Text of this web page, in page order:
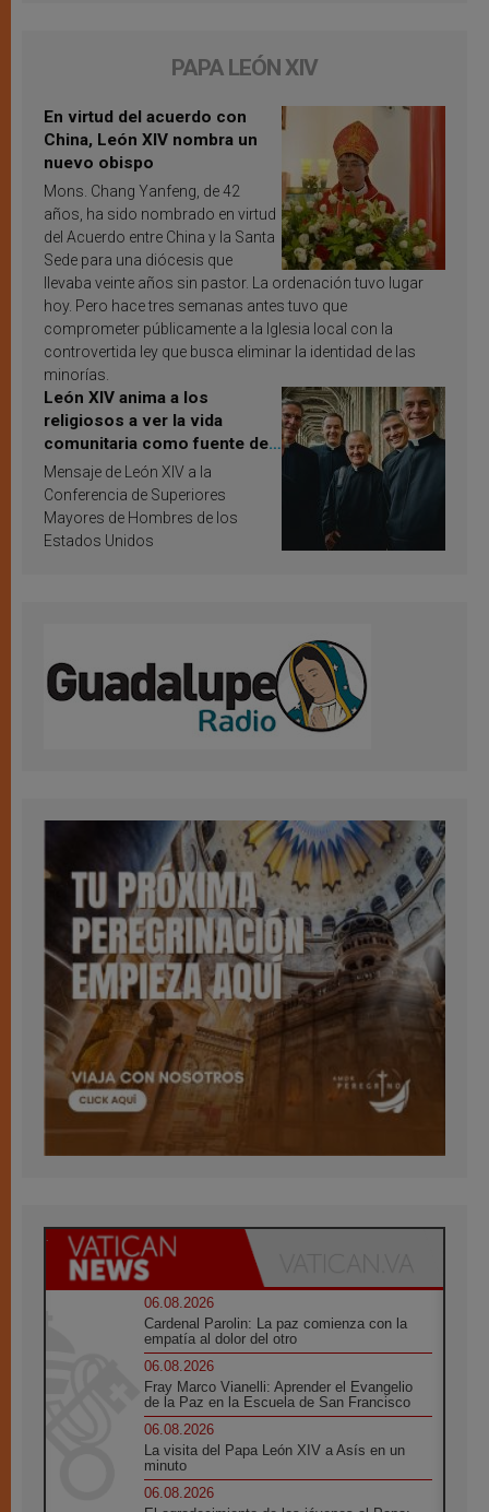
PAPA LEÓN XIV
En virtud del acuerdo con
China, León XIV nombra un
nuevo obispo
Mons. Chang Yanfeng, de 42
años, ha sido nombrado en virtud
del Acuerdo entre China y la Santa
Sede para una diócesis que
llevaba veinte años sin pastor. La ordenación tuvo lugar
hoy. Pero hace tres semanas antes tuvo que
comprometer públicamente a la Iglesia local con la
controvertida ley que busca eliminar la identidad de las
minorías.
León XIV anima a los
religiosos a ver la vida
comunitaria como fuente de
inspiración y santificación
Mensaje de León XIV a la
Conferencia de Superiores
Mayores de Hombres de los
Estados Unidos
06.08.2026
Cardenal Parolin: La paz comienza con la
empatía al dolor del otro
06.08.2026
Fray Marco Vianelli: Aprender el Evangelio
de la Paz en la Escuela de San Francisco
06.08.2026
La visita del Papa León XIV a Asís en un
minuto
06.08.2026